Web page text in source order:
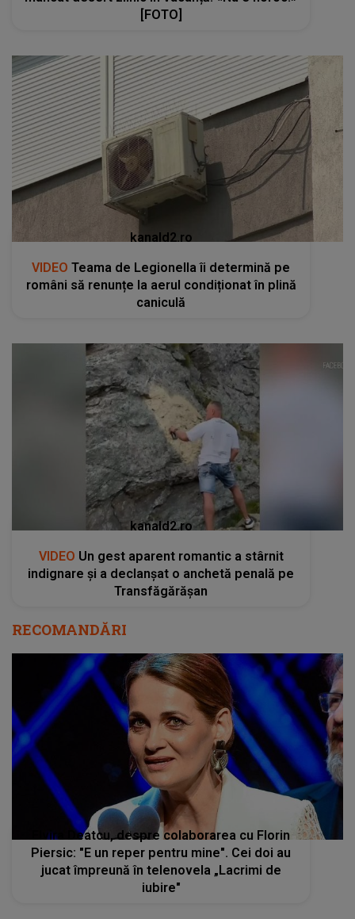
[FOTO]
kanald2.ro
VIDEO Teama de Legionella îi determină pe
români să renunțe la aerul condiționat în plină
caniculă
kanald2.ro
VIDEO Un gest aparent romantic a stârnit
indignare și a declanșat o anchetă penală pe
Transfăgărășan
RECOMANDĂRI
Elvira Deatcu, despre colaborarea cu Florin
Piersic: "E un reper pentru mine". Cei doi au
jucat împreună în telenovela „Lacrimi de
iubire"